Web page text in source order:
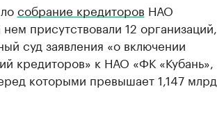
собрание кредиторов НАО
присутствовали 12 организаций,
суд заявления «о включении
кредиторов» к НАО «ФК «Кубань»,
которыми превышает 1,147 млрд